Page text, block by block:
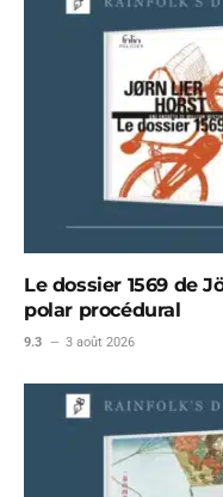
Le dossier 1569 de
polar procédural
9.3 3 août 2026